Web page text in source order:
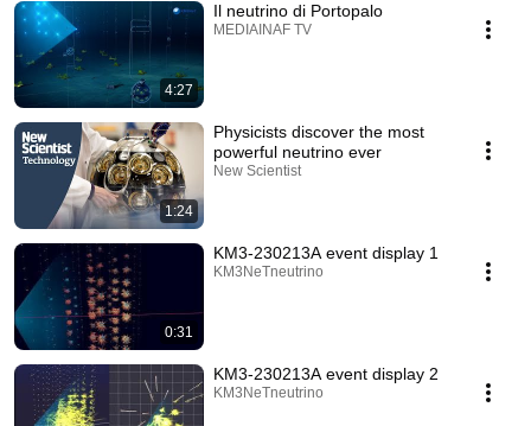
4:27
Il neutrino di Portopalo
MEDIAINAF TV
1:24
Physicists discover the most
powerful neutrino ever
New Scientist
0:31
KM3-230213A event display 1
KM3NeTneutrino
KM3-230213A event display 2
KM3NeTneutrino